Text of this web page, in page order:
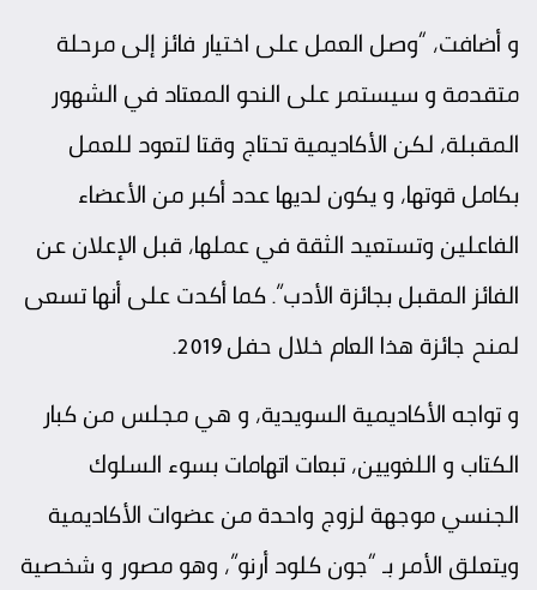
و أضافت، “وصل العمل على اختيار فائز إلى مرحلة
متقدمة و سيستمر على النحو المعتاد في الشهور
المقبلة، لكن الأكاديمية تحتاج وقتا لتعود للعمل
بكامل قوتها، و يكون لديها عدد أكبر من الأعضاء
الفاعلين وتستعيد الثقة في عملها، قبل الإعلان عن
الفائز المقبل بجائزة الأدب”. كما أكدت على أنها تسعى
لمنح جائزة هذا العام خلال حفل 2019.
و تواجه الأكاديمية السويدية، و هي مجلس من كبار
الكتاب و اللغويين، تبعات اتهامات بسوء السلوك
الجنسي موجهة لزوج واحدة من عضوات الأكاديمية
ويتعلق الأمر بـ “جون كلود أرنو”، وهو مصور و شخصية